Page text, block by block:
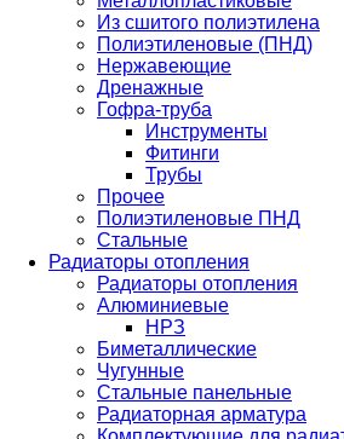
Из сшитого полиэтилена
Полиэтиленовые (ПНД)
Нержавеющие
Дренажные
Гофра-труба
Инструменты
Фитинги
Трубы
Прочее
Полиэтиленовые ПНД
Стальные
Радиаторы отопления
Радиаторы отопления
Алюминиевые
НРЗ
Биметаллические
Чугунные
Стальные панельные
Радиаторная арматура